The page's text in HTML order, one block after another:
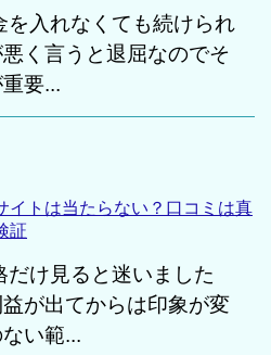
入れなくても続けられ
く言うと退屈なのでそ
要...
イトは当たらない？口コミは真
証
け見ると迷いました
が出てからは印象が変
い範...